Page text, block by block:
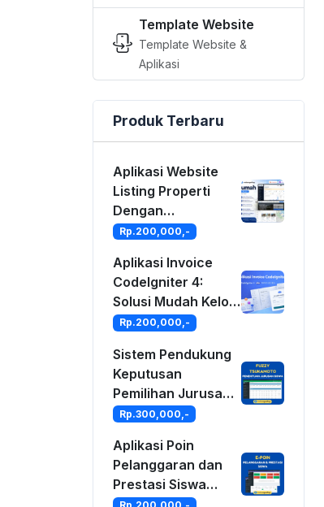
Template Website
Template Website &
Aplikasi
Produk Terbaru
Aplikasi Website
Listing Properti
Dengan
CodeIgniter 4
Rp.200,000,-
Aplikasi Invoice
CodeIgniter 4:
Solusi Mudah Kelola
Tagihan &
Anda
Rp.200,000,-
Sistem Pendukung
Keputusan
Pemilihan Jurusan
Siswa Metode
Berbasis Web
Rp.300,000,-
Aplikasi Poin
Pelanggaran dan
Prestasi Siswa
Dengan PHP dan